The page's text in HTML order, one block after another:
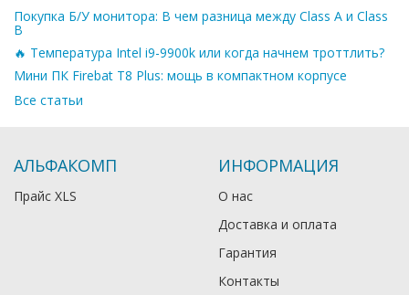
Покупка Б/У монитора: В чем разница между Class A и Class
B
🔥 Температура Intel i9-9900k или когда начнем троттлить?
Мини ПК Firebat T8 Plus: мощь в компактном корпусе
Все статьи
АЛЬФАКОМП
Прайс XLS
ИНФОРМАЦИЯ
О нас
Доставка и оплата
Гарантия
Контакты